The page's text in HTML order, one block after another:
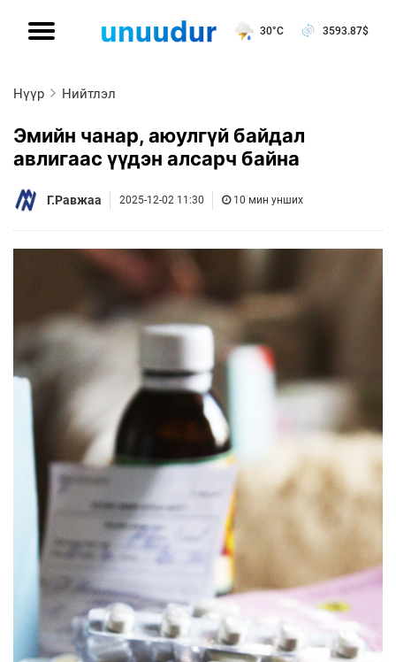
30°C 3593.87$
Нүүр Нийтлэл
Эмийн чанар, аюулгүй байдал
авлигаас үүдэн алсарч байна
Г.Равжаа 2025-12-02 11:30 10 мин унших